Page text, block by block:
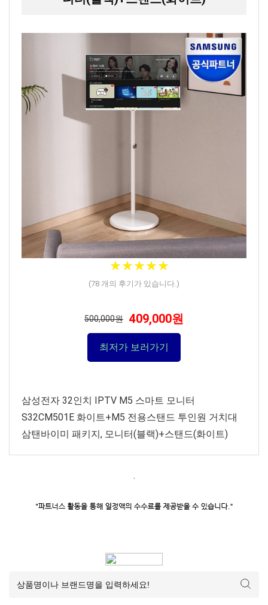
★★★★★
★★★★★
(78 개의 후기가 있습니다.)
500,000원 409,000원
최저가 보러가기
삼성전자 32인치 IPTV M5 스마트 모니터
S32CM501E 화이트+M5 전용스탠드 투인원 거치대
삼탠바이미 패키지, 모니터(블랙)+스탠드(화이트)
.